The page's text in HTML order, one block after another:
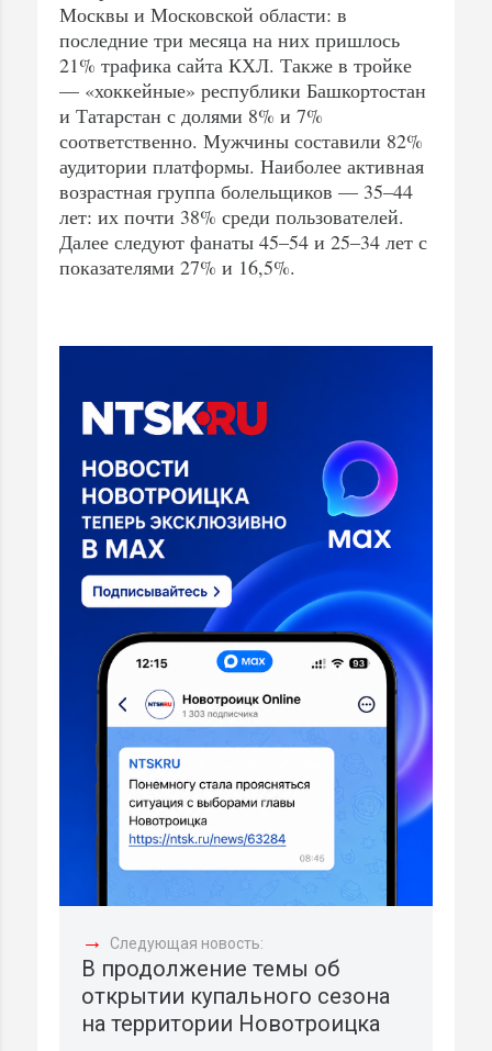
Москвы и Московской области: в
последние три месяца на них пришлось
21% трафика сайта КХЛ. Также в тройке
— «хоккейные» республики Башкортостан
и Татарстан с долями 8% и 7%
соответственно. Мужчины составили 82%
аудитории платформы. Наиболее активная
возрастная группа болельщиков — 35–44
лет: их почти 38% среди пользователей.
Далее следуют фанаты 45–54 и 25–34 лет с
показателями 27% и 16,5%.
→ Следующая новость:
В продолжение темы об
открытии купального сезона
на территории Новотроицка